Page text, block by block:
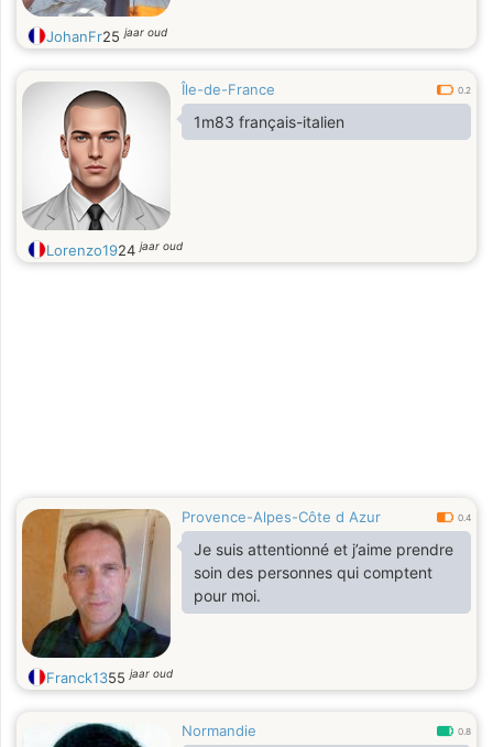
JohanFr25jaar oud
Île-de-France 0.2
1m83 français-italien
Lorenzo1924jaar oud
Provence-Alpes-Côte d Azur 0.4
Je suis attentionné et j’aime prendre
soin des personnes qui comptent
pour moi.
Franck1355jaar oud
Normandie 0.8